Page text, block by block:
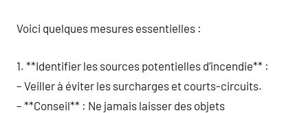
Voici quelques mesures essentielles :
1. **Identifier les sources potentielles d’incendie** :
– Veiller à éviter les surcharges et courts-circuits.
– **Conseil** : Ne jamais laisser des objets